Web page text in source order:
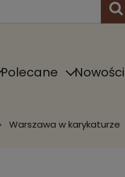
Polecane Nowości
Warszawa w karykaturze